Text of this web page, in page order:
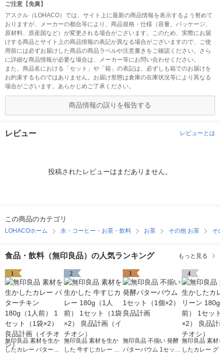
ご注意【免責】
アスクル（LOHACO）では、サイト上に最新の商品情報を表示するよう努めて
おりますが、メーカーの都合等により、商品規格・仕様（容量、パッケージ、
原材料、原産国など）が変更される場合がございます。このため、実際にお届
けする商品とサイト上の商品情報の表記が異なる場合がございますので、ご使
用前には必ずお届けした商品の商品ラベルや注意書きをご確認ください。さら
に詳細な商品情報が必要な場合は、メーカー等にお問い合わせください。
また、商品名における「セット」や「箱」の表記は、必ずしも箱でのお届けを
お約束するものではありません。お届け形態は倉庫の在庫状況等により異なる
場合がございます。あらかじめご了承ください。
商品情報の誤りを報告する
レビュー レビューとは
投稿されたレビューはまだありません。
この商品のカテゴリ
LOHACOホーム 水・コーヒー・お茶・飲料 お茶 その他 お茶 そ
食品・飲料（無印良品）の人気ランキング もっと見る
1
無印良品 素材を生か
したカレー バターチ
2
無印良品 素材を生か
した 牛すじカレー 18
3
無印良品 不揃い 発酵
バターバウム 1セット
4
無印良品 素材
したカレー